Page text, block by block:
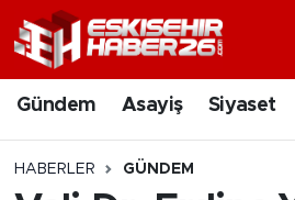
Gündem Asayiş Siyaset
HABERLER GÜNDEM
Gündem
Asayiş
Siyaset
Nöbetçi Eczaneler
Hava Durumu
Trafik Durumu